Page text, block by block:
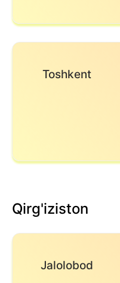
Toshkent
Qirg'iziston
Jalolobod